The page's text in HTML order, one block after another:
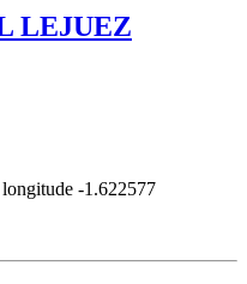
LEJUEZ
-1.622577